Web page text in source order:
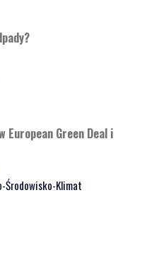
Środowisko-Klimat
Green Deal i